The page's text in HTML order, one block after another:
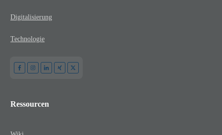
Digitalisierung
Technologie
Ressourcen